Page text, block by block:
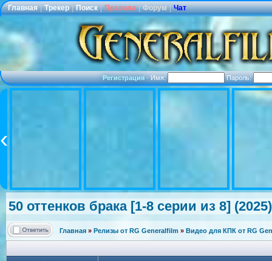
Главная | Трекер | Поиск | Правила | Форум | Чат
Регистрация·Имя: Пароль:
50 оттенков брака [1-8 серии из 8]
Главная » Релизы от RG Generalfilm » Видео для КПК от RG